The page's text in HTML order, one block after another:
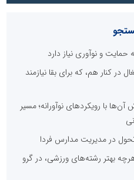
حمایت و نوآوری نیاز دارد
کنار هم، که برای بقا نیازمند
با رویکردهای نوآورانه؛ مسیر
تحول در مدیریت مدارس فردا
بهتر رشته‌های ورزشی، در گرو